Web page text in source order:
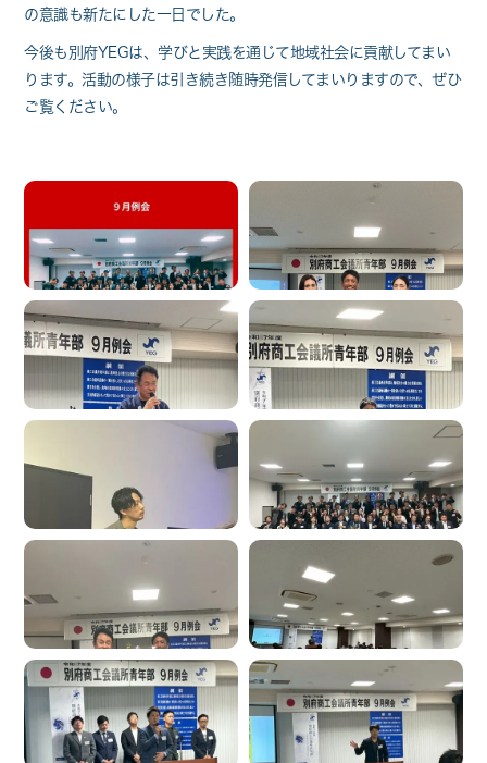
の意識も新たにした一日でした。
今後も別府YEGは、学びと実践を通じて地域社会に貢献してまい
ります。活動の様子は引き続き随時発信してまいりますので、ぜひ
ご覧ください。